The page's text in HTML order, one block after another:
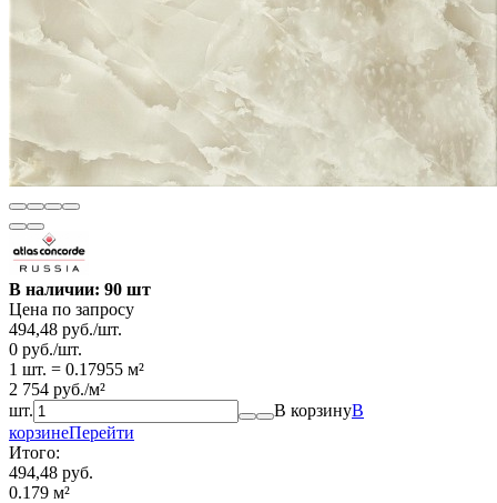
В наличии: 90 шт
Цена по запросу
494,48 руб./шт.
0 руб./шт.
1 шт. = 0.17955 м²
2 754 руб./м²
шт.
В корзинуВ
корзинеПерейти
Итого:
494,48 руб.
0.179 м²